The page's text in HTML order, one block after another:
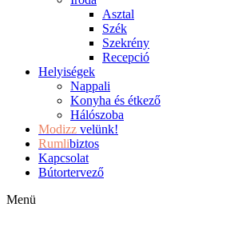
Asztal
Szék
Szekrény
Recepció
Helyiségek
Nappali
Konyha és étkező
Hálószoba
Modizz velünk!
Rumlibiztos
Kapcsolat
Bútortervező
Menü